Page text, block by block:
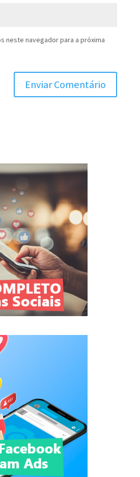
neste navegador para a próxima